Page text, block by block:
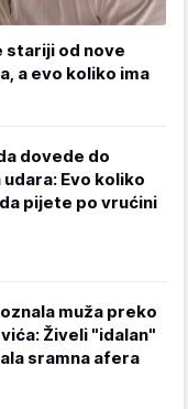
stariji od nove
a evo koliko ima
dovede do
Evo koliko
pijete po vrućini
muža preko
Živeli "idalan"
sramna afera